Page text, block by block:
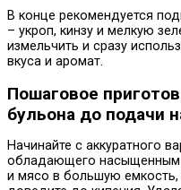
В конце рекомендуется
– укроп, кинзу и мелкую
измельчить и сразу
вкуса и аромат.
Пошаговое
бульона до подачи
Начинайте с аккуратного
обладающего насыщенным
и мясо в большую емкость,